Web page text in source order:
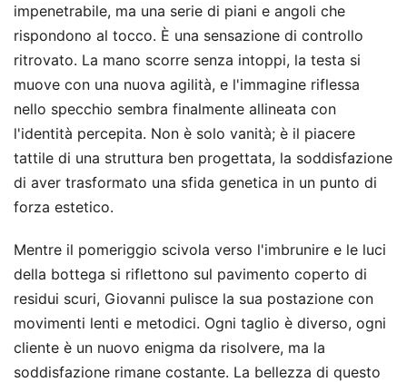
impenetrabile, ma una serie di piani e angoli che
rispondono al tocco. È una sensazione di controllo
ritrovato. La mano scorre senza intoppi, la testa si
muove con una nuova agilità, e l'immagine riflessa
nello specchio sembra finalmente allineata con
l'identità percepita. Non è solo vanità; è il piacere
tattile di una struttura ben progettata, la soddisfazione
di aver trasformato una sfida genetica in un punto di
forza estetico.
Mentre il pomeriggio scivola verso l'imbrunire e le luci
della bottega si riflettono sul pavimento coperto di
residui scuri, Giovanni pulisce la sua postazione con
movimenti lenti e metodici. Ogni taglio è diverso, ogni
cliente è un nuovo enigma da risolvere, ma la
soddisfazione rimane costante. La bellezza di questo